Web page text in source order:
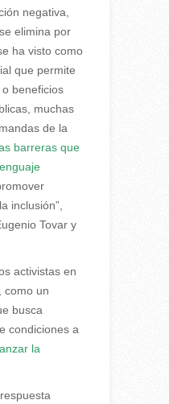
negativa,
elimina por
ha visto como
que permite
beneficios
muchas
de la
barreras que
inclusión”,
Tovar y
activistas en
, como un
busca
condiciones a
la